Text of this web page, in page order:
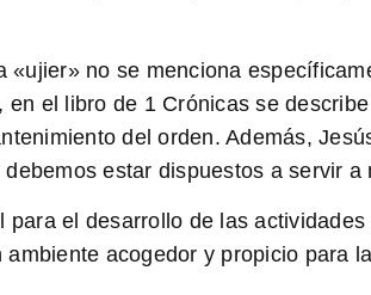
«ujier» no se menciona
el libro de 1 Crónicas se
del orden. Además,
estar dispuestos a servir a
el desarrollo de las
acogedor y propicio para